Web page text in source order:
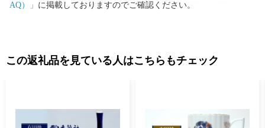
AQ）」 に掲載しておりますのでご確認ください。
この返礼品を見ている人はこちらもチェック